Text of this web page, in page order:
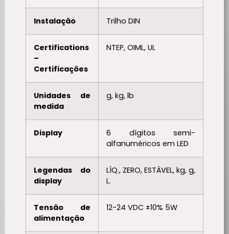
Instalação Trilho DIN
Certifications
–
Certificações
NTEP, OIML, UL
Unidades de
medida
g, kg, lb
Display
6 dígitos semi-
alfanuméricos em LED
Legendas do
display
LÍQ., ZERO, ESTÁVEL, kg, g,
L.
Tensão de
alimentação
12-24 VDC ±10% 5W